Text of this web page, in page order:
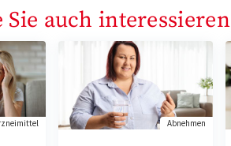
Sie auch interessieren
Abnehmen